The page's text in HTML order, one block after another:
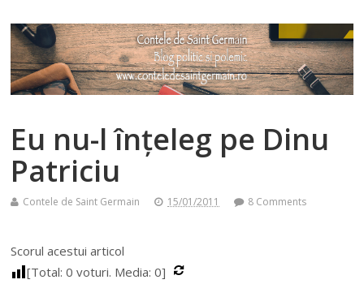
Eu nu-l înțeleg pe Dinu
Patriciu
Contele de Saint Germain 15/01/2011 8 Comments
Scorul acestui articol
[Total:0 voturi. Media:0]